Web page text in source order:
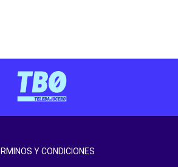
Y CONDICIONES